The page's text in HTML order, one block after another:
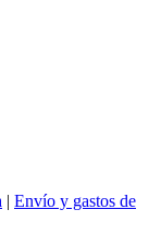
| Envío y gastos de